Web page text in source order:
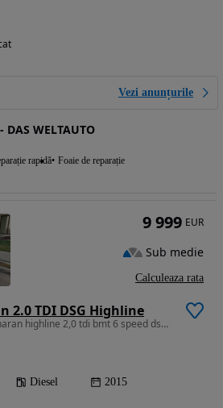
Vezi anunțurile
DAS WELTAUTO
rapidă Foaie de reparație
2.0 TDI DSG Highline
1968 cm3 • 177 CP • Vw Sharan highline 2,0 tdi bmt 6 speed dsg / 2.0L / 177cp
Diesel 2015
9 999 EUR
Sub medie
Calculeaza rata